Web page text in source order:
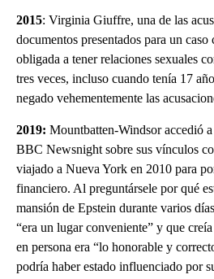
2015: Virginia Giuffre, una de las
documentos presentados para un
obligada a tener relaciones sexuales
tres veces, incluso cuando tenía 17
negado vehementemente las
2019: Mountbatten-Windsor accedió
BBC Newsnight sobre sus vínculos
viajado a Nueva York en 2010 para
financiero. Al preguntársele por qué
mansión de Epstein durante varios
“era un lugar conveniente” y que
en persona era “lo honorable y
podría haber estado influenciado por